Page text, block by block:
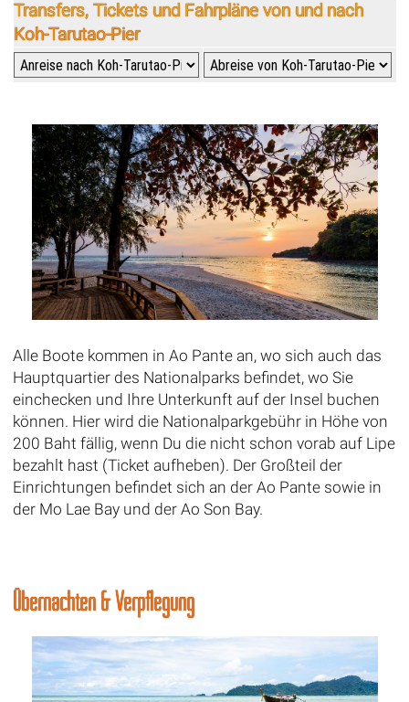
Transfers, Tickets und Fahrpläne von und nach
Koh-Tarutao-Pier
Alle Boote kommen in Ao Pante an, wo sich auch das
Hauptquartier des Nationalparks befindet, wo Sie
einchecken und Ihre Unterkunft auf der Insel buchen
können. Hier wird die Nationalparkgebühr in Höhe von
200 Baht fällig, wenn Du die nicht schon vorab auf Lipe
bezahlt hast (Ticket aufheben). Der Großteil der
Einrichtungen befindet sich an der Ao Pante sowie in
der Mo Lae Bay und der Ao Son Bay.
Übernachten & Verpflegung